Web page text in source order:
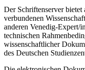
Der Schriftenserver
verbundenen
anderen Venedig-Expert/
technischen
wissenschaftlicher
des Deutschen